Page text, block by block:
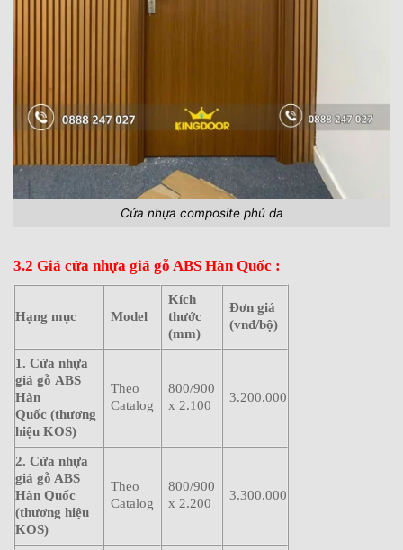
Cửa nhựa composite phủ da
3.2 Giá cửa nhựa giả gỗ ABS Hàn Quốc :
Hạng mục Model
Kích
thước
(mm)
Đơn giá
(vnđ/bộ)
1. Cửa nhựa
giả gỗ ABS
Hàn
Quốc (thương
hiệu KOS)
Theo
Catalog
800/900
x 2.100
3.200.000
2. Cửa nhựa
giả gỗ ABS
Hàn Quốc
(thương hiệu
KOS)
Theo
Catalog
800/900
x 2.200
3.300.000